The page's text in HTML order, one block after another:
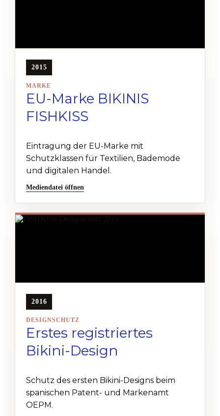
2015
MARKE
EU-Marke BIKINIS
FISHKISS
Eintragung der EU-Marke mit
Schutzklassen für Textilien, Bademode
und digitalen Handel.
Mediendatei öffnen
2016
DESIGNSCHUTZ
Erstes registriertes
Bikini-Design
Schutz des ersten Bikini-Designs beim
spanischen Patent- und Markenamt
OEPM.